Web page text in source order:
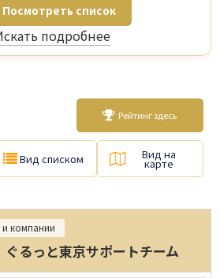
Посмотреть список
подробнее
Рейтинг здесь
Вид списком Вид на
карте
компании
るっと東京サポートチーム